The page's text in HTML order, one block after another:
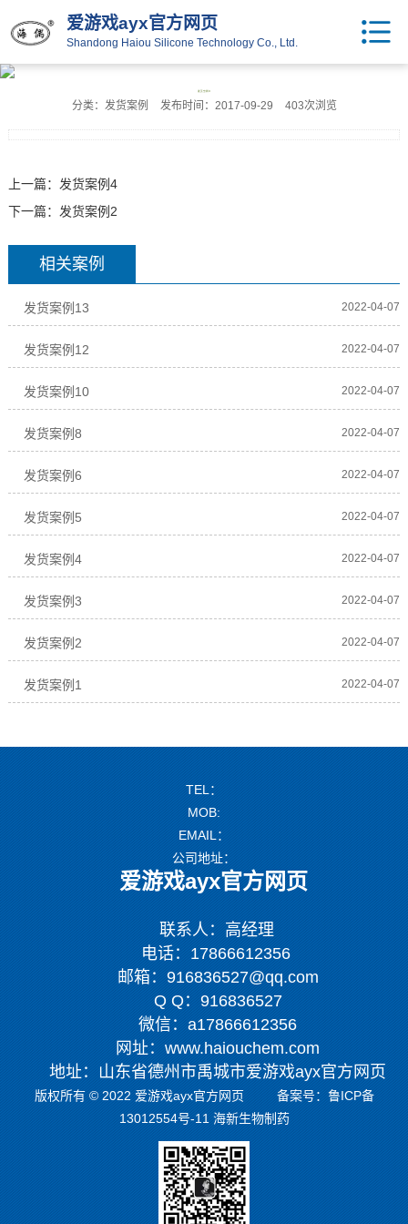
爱游戏ayx官方网页
Shandong Haiou Silicone Technology Co., Ltd.
发货案例3
分类：发货案例 发布时间：2017-09-29 403次浏览
上一篇： 发货案例4
下一篇： 发货案例2
相关案例
发货案例13 2022-04-07
发货案例12 2022-04-07
发货案例10 2022-04-07
发货案例8 2022-04-07
发货案例6 2022-04-07
发货案例5 2022-04-07
发货案例4 2022-04-07
发货案例3 2022-04-07
发货案例2 2022-04-07
发货案例1 2022-04-07
TEL：
MOB:
EMAIL：
公司地址：
爱游戏ayx官方网页
联系人：高经理
电话：17866612356
邮箱：916836527@qq.com
Q Q：916836527
微信：a17866612356
网址：www.haiouchem.com
地址：山东省德州市禹城市爱游戏ayx官方网页
版权所有 © 2022 爱游戏ayx官方网页 备案号： 鲁ICP备
13012554号-11 海新生物制药